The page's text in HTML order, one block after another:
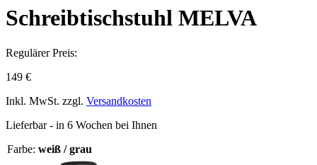
Schreibtischstuhl MELVA
Regulärer Preis:
149 €
Inkl. MwSt. zzgl. Versandkosten
Lieferbar - in 6 Wochen bei Ihnen
Farbe: weiß / grau